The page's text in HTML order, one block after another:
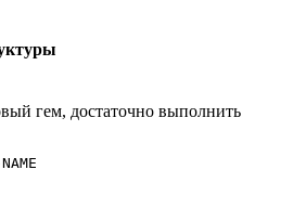
гем, достаточно выполнить